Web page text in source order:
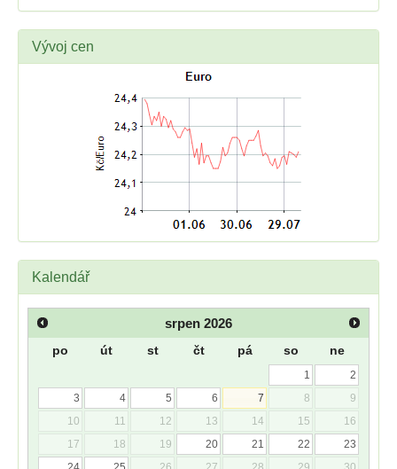
Vývoj cen
Kalendář
srpen 2026
po út st čt pá so ne
1
2
3
4 5 6 7 8
9
10
11 12 13 14 15
16
17
18 19 20 21 22
23